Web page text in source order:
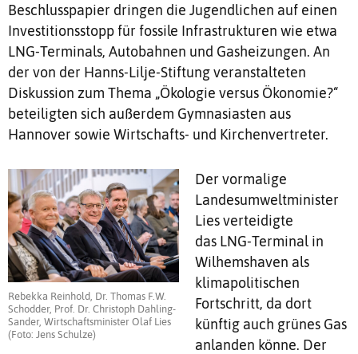
Beschlusspapier dringen die Jugendlichen auf einen
Investitionsstopp für fossile Infrastrukturen wie etwa
LNG-Terminals, Autobahnen und Gasheizungen. An
der von der Hanns-Lilje-Stiftung veranstalteten
Diskussion zum Thema „Ökologie versus Ökonomie?“
beteiligten sich außerdem Gymnasiasten aus
Hannover sowie Wirtschafts- und Kirchenvertreter.
Rebekka Reinhold, Dr. Thomas F.W.
Schodder, Prof. Dr. Christoph Dahling-
Sander, Wirtschaftsminister Olaf Lies
(Foto: Jens Schulze)
Der vormalige
Landesumweltminister
Lies verteidigte
das LNG-Terminal in
Wilhemshaven als
klimapolitischen
Fortschritt, da dort
künftig auch grünes Gas
anlanden könne. Der